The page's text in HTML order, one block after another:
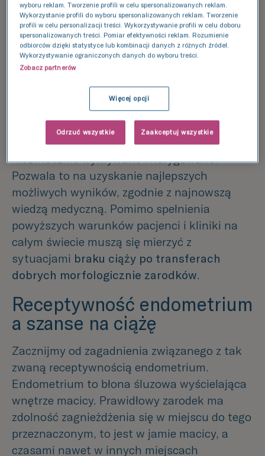
Tutaj chciałbym skupić się na sytuacji, kiedy
wykluczone są wymienione powyżej
przyczyny matczyne, a klinika leczenia
niepłodności spełnia najwyższe standardy
czyli posiada wyszkolony personel medyczny,
przestrzegający ściśle ustalonych procedur.
Procesy w takiej klinice są precyzyjnie i w
sposób ciągły monitorowane, a wszelkie
pojawiające się nieprawidłowości są
niezwłocznie wykrywane i korygowane.
Pozwala to na uzyskanie najlepszych
możliwych wyników, zgodnie z najnowszą
wiedzą medyczną. Pomimo spełnienia
powyższych warunków pacjenci i kliniki na
całym świecie muszą się mierzyć z
sytuacjami braku ciąży po transferach
dobrych morfologicznie zarodków.
Receptywność endometrium
a szanse na ciążę
Zacznijmy od zagadnienia związanego z tak
zwaną receptywnością endometrium.
Endometrium to błona śluzowa wyścielająca
wnętrze macicy. Prawidłowy zarodek ma
zdolność zagnieżdżenia się w miejscu do tego
przeznaczonym, to jest w jamie macicy, a
czasami nawet w innych miejscach
wyboru reklam. Tworzenie profili w celu spersonalizowanych reklam.
Wykorzystanie profili do wyboru spersonalizowanych reklam. Tworzenie
profili w celu personalizacji treści. Wykorzystywanie profili w celu doboru
spersonalizowanych treści. Pomiar efektywności reklam. Rozumienie
odbiorców dzięki statystyce lub kombinacji danych z różnych źródeł.
Wykorzystywanie ograniczonych danych do wyboru treści.
Zobacz partnerów
Więcej opcji
Odrzuć wszystkie Zaakceptuj wszystkie